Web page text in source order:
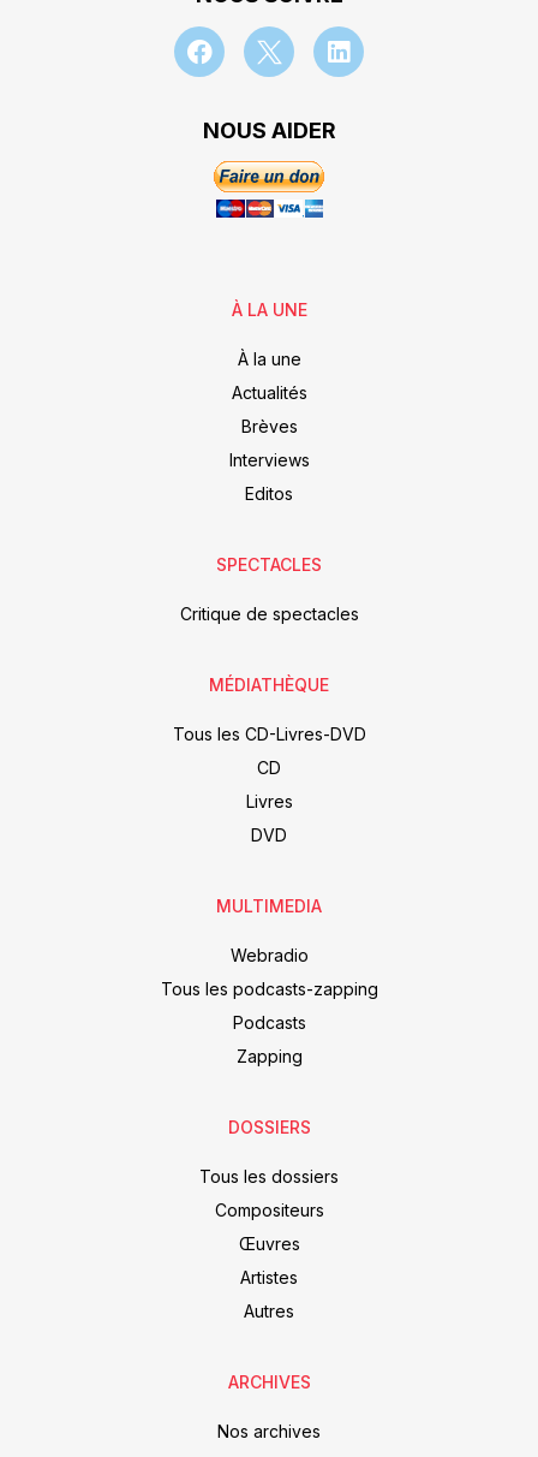
NOUS AIDER
À LA UNE
À la une
Actualités
Brèves
Interviews
Editos
SPECTACLES
Critique de spectacles
MÉDIATHÈQUE
Tous les CD-Livres-DVD
CD
Livres
DVD
MULTIMEDIA
Webradio
Tous les podcasts-zapping
Podcasts
Zapping
DOSSIERS
Tous les dossiers
Compositeurs
Œuvres
Artistes
Autres
ARCHIVES
Nos archives